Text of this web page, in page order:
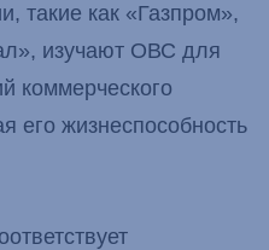
такие как «Газпром»,
изучают ОВС для
коммерческого
его жизнеспособность